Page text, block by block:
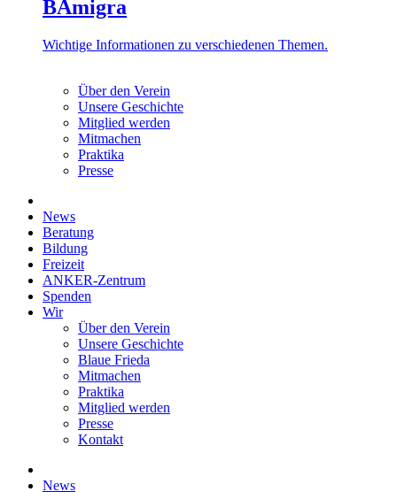
BAmigra
Wichtige Informationen zu verschiedenen Themen.
Über den Verein
Unsere Geschichte
Mitglied werden
Mitmachen
Praktika
Presse
News
Beratung
Bildung
Freizeit
ANKER-Zentrum
Spenden
Wir
Über den Verein
Unsere Geschichte
Blaue Frieda
Mitmachen
Praktika
Mitglied werden
Presse
Kontakt
News